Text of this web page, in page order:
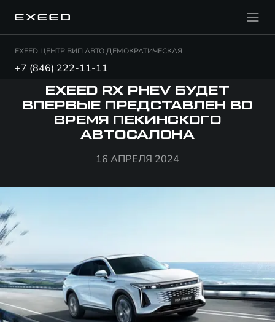
EXEED ЦЕНТР ВИП АВТО ДЕМОКРАТИЧЕСКАЯ
+7 (846) 222-11-11
EXEED RX PHEV БУДЕТ
ВПЕРВЫЕ ПРЕДСТАВЛЕН ВО
ВРЕМЯ ПЕКИНСКОГО
АВТОСАЛОНА
16 АПРЕЛЯ 2024